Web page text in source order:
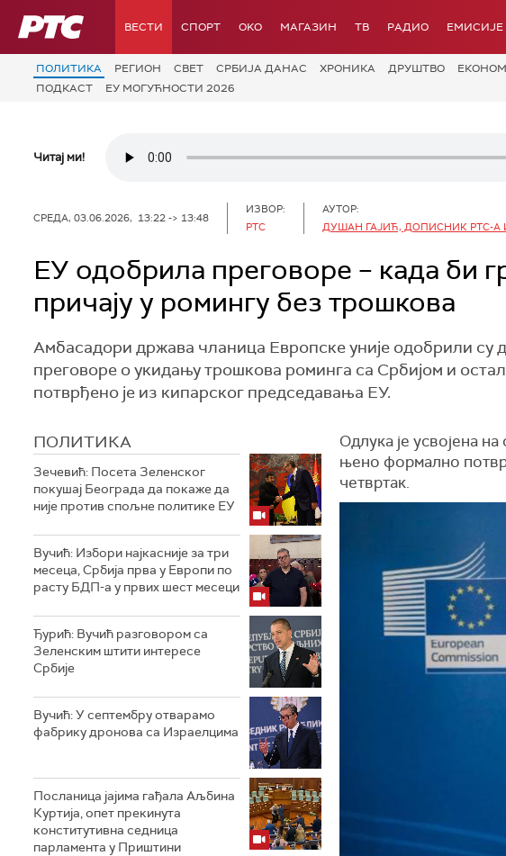
РТС ВЕСТИ СПОРТ OKO МАГАЗИН ТВ РАДИО ЕМИСИЈЕ
ПОЛИТИКА РЕГИОН СВЕТ СРБИЈА ДАНАС ХРОНИКА ДРУШТВО
ПОДКАСТ
ЕУ МОГУЋНОСТИ 2026
Читај ми!
СРЕДА, 03.06.2026, 13:22 -> 13:48
ИЗВОР:
РТС
АУТОР:
ДУШАН ГАЈИЋ, ДОПИСНИК РТС-А
ЕУ одобрила преговоре – када би
причају у ромингу без трошкова
Амбасадори држава чланица Европске уније одобрили су
преговоре о укидању трошкова роминга са Србијом и
потврђено је из кипарског председавања ЕУ.
ПОЛИТИКА
Зечевић: Посета Зеленског
покушај Београда да покаже да
није против спољне политике ЕУ
Вучић: Избори најкасније за три
месеца, Србија прва у Европи по
расту БДП-а у првих шест месеци
Ђурић: Вучић разговором са
Зеленским штити интересе
Србије
Вучић: У септембру отварамо
фабрику дронова са Израелцима
Посланица јајима гађала Аљбина
Куртија, опет прекинута
конститутивна седница
парламента у Приштини
Одлука је усвојена
њено формално
четвртак.